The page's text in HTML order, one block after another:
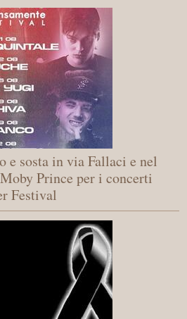
e sosta in via Fallaci e nel
Prince per i concerti
Festival